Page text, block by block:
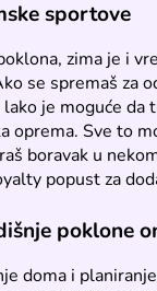
sportove
zima je i
se spremaš za
je moguće
oprema. Sve to
boravak u
popust za
poklone
doma i